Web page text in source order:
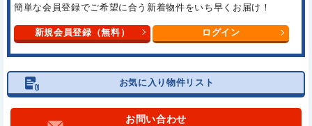
簡単な会員登録でご希望に合う 新着物件をいち早くお届け！
新規会員登録（無料） ログイン
お気に入り物件リスト
お問い合わせ